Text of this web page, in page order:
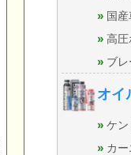
国
高圧
ブ
オイ
ケ
カ